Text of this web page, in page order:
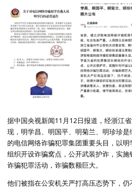
据中国央视新闻11月12日报道，经浙江
现，明学昌、明国平、明菊兰、明珍珍
的电信网络诈骗犯罪集团重要头目，以
组织开设诈骗窝点，公开武装护诈，实
诈骗犯罪活动，诈骗数额巨大。
他们被指在公安机关严打高压态势下，